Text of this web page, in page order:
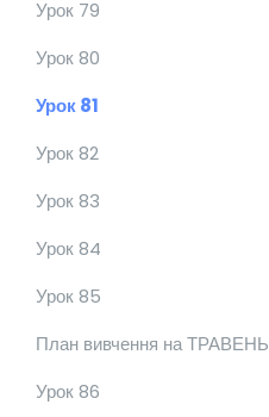
Урок 79
Урок 80
Урок 81
Урок 82
Урок 83
Урок 84
Урок 85
План вивчення на ТРАВЕНЬ
Урок 86